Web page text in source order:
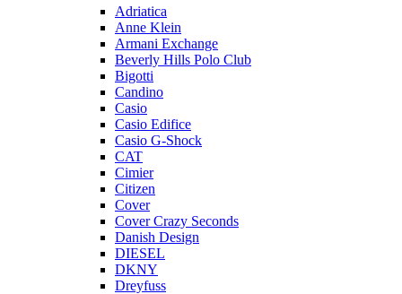
Adriatica
Anne Klein
Armani Exchange
Beverly Hills Polo Club
Bigotti
Candino
Casio
Casio Edifice
Casio G-Shock
CAT
Cimier
Citizen
Cover
Cover Crazy Seconds
Danish Design
DIESEL
DKNY
Dreyfuss